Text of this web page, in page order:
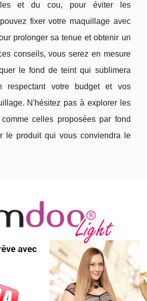
et du cou, pour éviter les
fixer votre maquillage avec
prolonger sa tenue et obtenir un
conseils, vous serez en mesure
le fond de teint qui sublimera
respectant votre budget et vos
N'hésitez pas à explorer les
celles proposées par fond
le produit qui vous conviendra le